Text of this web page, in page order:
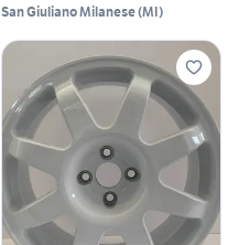
San Giuliano Milanese(MI)